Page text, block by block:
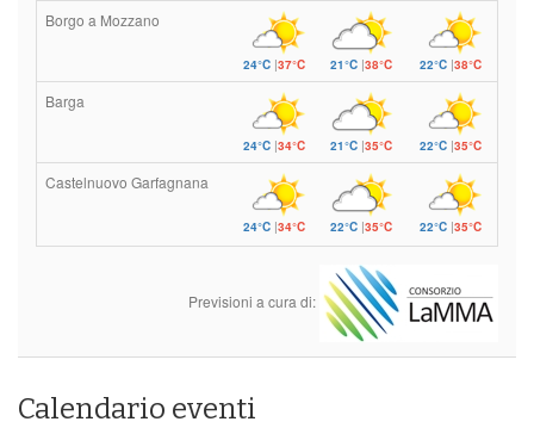
Borgo a Mozzano
24°C|37°C 21°C|38°C 22°C |38°C
Barga
24°C|34°C 21°C|35°C 22°C |35°C
Castelnuovo Garfagnana
24°C|34°C 22°C|35°C 22°C |35°C
Previsioni a cura di:
Calendario eventi